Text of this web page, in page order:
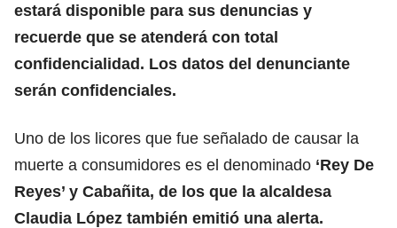
estará disponible para sus denuncias y
recuerde que se atenderá con total
confidencialidad. Los datos del denunciante
serán confidenciales.
Uno de los licores que fue señalado de causar la
muerte a consumidores es el denominado ‘Rey De
Reyes’ y Cabañita, de los que la alcaldesa
Claudia López también emitió una alerta.